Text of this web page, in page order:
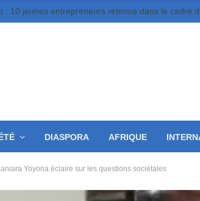
DIASPORA AFRIQUE
Yoyona éclaire sur les questions sociétales